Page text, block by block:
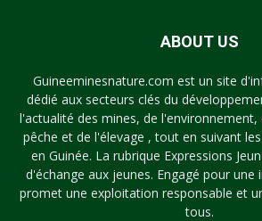
ABOUT US
Guineeminesnature.com est un site
dédié aux secteurs clés du
l'actualité des mines, de l'environnement,
pêche et de l'élevage , tout en suivant
en Guinée. La rubrique Expressions
d'échange aux jeunes. Engagé pour
promet une exploitation responsable et
tous.